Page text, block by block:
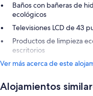
Baños con bañeras de
ecológicos
Televisiones LCD de 43
Productos de limpieza
escritorios
Ver más acerca de este
Alojamientos